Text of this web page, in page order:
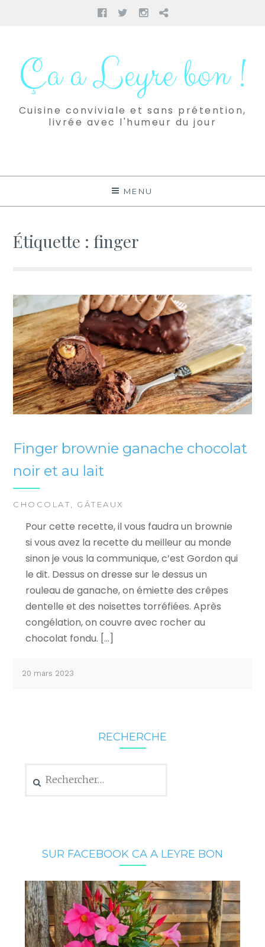
Facebook
TwitterInstagram
Pinterest
contenuÇa a Leyre bon !
Cuisine conviviale et sans prétention,
livrée avec l'humeur du jour
MENU
Étiquette :finger
Finger brownie ganache chocolat
noir et au lait
CHOCOLAT, GÂTEAUX
Pour cette recette, il vous faudra un brownie
si vous avez la recette du meilleur au monde
sinon je vous la communique, c’est Gordon qui
le dit. Dessus on dresse sur le dessus un
rouleau de ganache, on émiette des crêpes
dentelle et des noisettes torréfiées. Après
congélation, on couvre avec rocher au
chocolat fondu. […]
20 mars 2023
RECHERCHE
SUR FACEBOOK CA A LEYRE BON